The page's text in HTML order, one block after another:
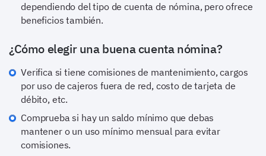
dependiendo del tipo de cuenta de nómina, pero ofrece
beneficios también.
¿Cómo elegir una buena cuenta nómina?
Verifica si tiene comisiones de mantenimiento, cargos
por uso de cajeros fuera de red, costo de tarjeta de
débito, etc.
Comprueba si hay un saldo mínimo que debas
mantener o un uso mínimo mensual para evitar
comisiones.